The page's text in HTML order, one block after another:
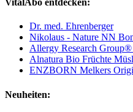
VitalAbo entdecken:
Dr. med. Ehrenberger
Nikolaus - Nature NN
Allergy Research
Alnatura Bio Früchte
ENZBORN Melkers
Neuheiten: